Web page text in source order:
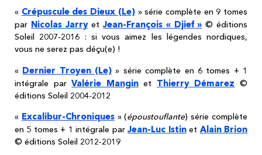
« Crépuscule des Dieux (Le)» série complète en 9 tomes
par Nicolas JarryetJean-François « Djief » © éditions
Soleil 2007-2016 : si vous aimez les légendes nordiques,
vous ne serez pas déçu(e) !
« Dernier Troyen (Le) » série complète en 6 tomes + 1
intégrale parValérie Manginet Thierry Démarez ©
éditions Soleil 2004-2012
« Excalibur-Chroniques» (époustouflante) série complète
en 5 tomes + 1 intégrale parJean-Luc Istinet Alain Brion
© éditions Soleil 2012-2019